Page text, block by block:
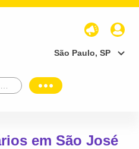
São Paulo, SP
em São José